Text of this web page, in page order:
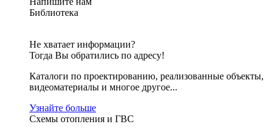
Библиотека
Не хватает информации?
Тогда Вы обратились по адресу!
Каталоги по проектированию, реализованные объекты,
видеоматериалы и многое другое...
Узнайте больше
Схемы отопления и ГВС